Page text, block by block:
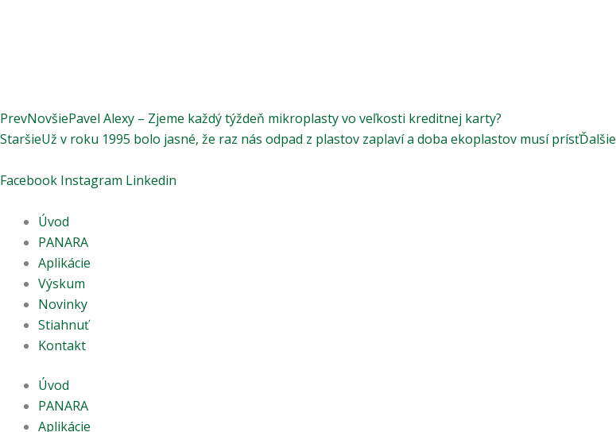
PrevNovšiePavel Alexy – Zjeme každý týždeň mikroplasty vo veľkosti kreditnej karty?
StaršieUž v roku 1995 bolo jasné, že raz nás odpad z plastov zaplaví a doba ekoplastov musí prísťĎalšie
Facebook Instagram Linkedin
Úvod
PANARA
Aplikácie
Výskum
Novinky
Stiahnuť
Kontakt
Úvod
PANARA
Aplikácie